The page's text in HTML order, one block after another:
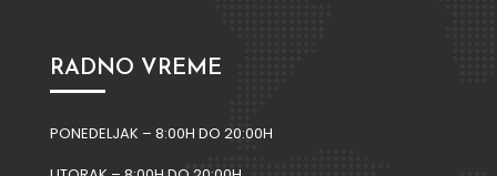
RADNO VREME
PONEDELJAK – 8:00H DO 20:00H